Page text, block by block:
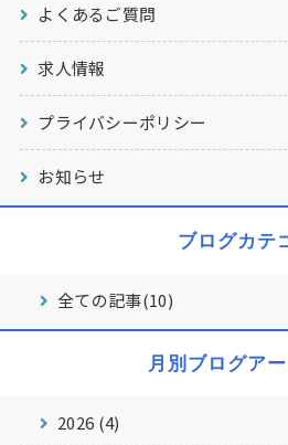
よくあるご質問
求人情報
プライバシーポリシー
お知らせ
ブログカテ
全ての記事(10)
月別ブログア
2026 (4)